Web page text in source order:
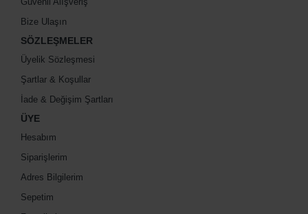
Bize Ulaşın
SÖZLEŞMELER
Üyelik Sözleşmesi
Şartlar & Koşullar
İade & Değişim Şartları
ÜYE
Hesabım
Siparişlerim
Adres Bilgilerim
Sepetim